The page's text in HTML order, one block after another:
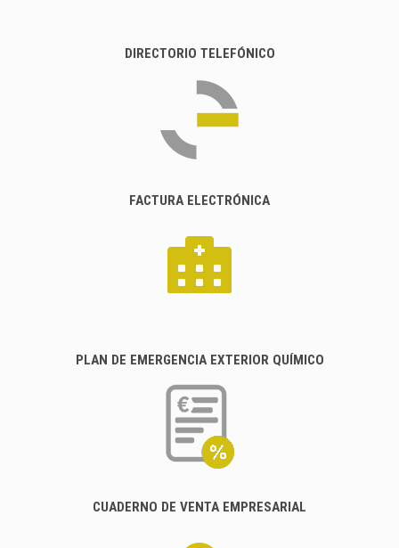
DIRECTORIO TELEFÓNICO
FACTURA ELECTRÓNICA
PLAN DE EMERGENCIA EXTERIOR QUÍMICO
CUADERNO DE VENTA EMPRESARIAL